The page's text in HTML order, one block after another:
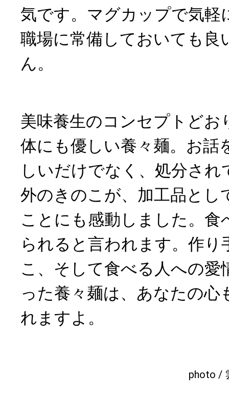
気です。マグカップで気軽
職場に常備しておいても良
ん。
美味養生のコンセプトどお
体にも優しい養々麺。お話
しいだけでなく、処分さ
外のきのこが、加工品とし
ことにも感動しました。食
られると言われます。作り
こ、そして食べる人への愛
った養々麺は、あなたの心
れますよ。
photo /